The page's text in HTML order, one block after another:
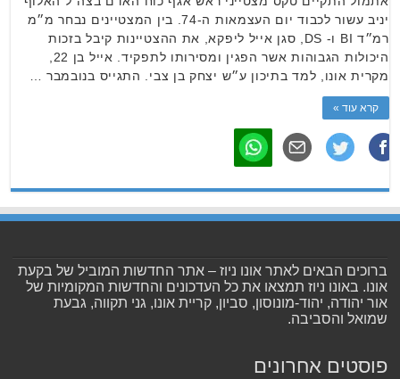
יניב עשור לכבוד יום העצמאות ה-74. בין המצטיינים נבחר מ״מ
רמ״ד BI ו- DS, סגן אייל ליפקא, את ההצטיינות קיבל בזכות
מקרית אונו, למד בתיכון ע״ש יצחק בן צבי. התגייס בנובמבר …
קרא עוד »
ברוכים הבאים לאתר אונו ניוז – אתר החדשות המוביל של בקעת
אונו. באונו ניוז תמצאו את כל העדכונים והחדשות המקומיות של
אור יהודה, יהוד-מונוסון, סביון, קריית אונו, גני תקווה, גבעת
שמואל והסביבה.
פוסטים אחרונים